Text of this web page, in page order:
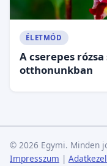
ÉLETMÓD
A cserepes
otthonunkban
© 2026 Egymi. Minden
Impresszum |